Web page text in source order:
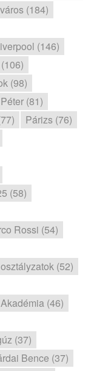
(184)
(146)
(98)
(81)
Párizs (76)
(58)
Rossi (54)
(52)
(46)
(37)
Bence (37)